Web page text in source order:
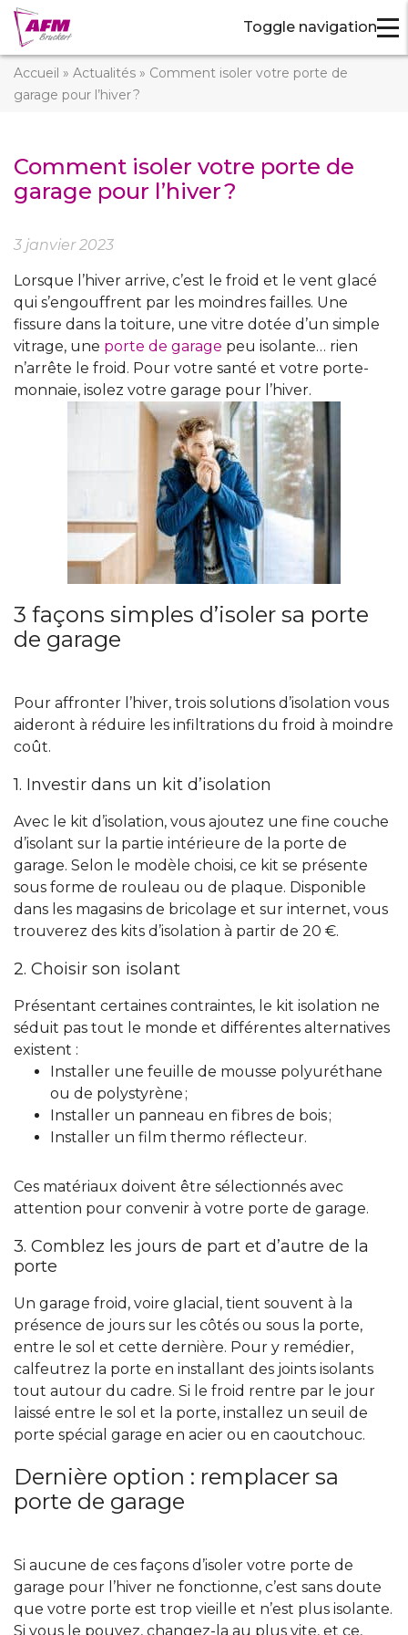
Toggle navigation
Accueil » Actualités » Comment isoler votre porte de
garage pour l’hiver ?
Comment isoler votre porte de
garage pour l’hiver ?
3 janvier 2023
Lorsque l’hiver arrive, c’est le froid et le vent glacé
qui s’engouffrent par les moindres failles. Une
fissure dans la toiture, une vitre dotée d’un simple
vitrage, une porte de garage peu isolante… rien
n’arrête le froid. Pour votre santé et votre porte-
monnaie, isolez votre garage pour l’hiver.
3 façons simples d’isoler sa porte
de garage
Pour affronter l’hiver, trois solutions d’isolation vous
aideront à réduire les infiltrations du froid à moindre
coût.
1. Investir dans un kit d’isolation
Avec le kit d’isolation, vous ajoutez une fine couche
d’isolant sur la partie intérieure de la porte de
garage. Selon le modèle choisi, ce kit se présente
sous forme de rouleau ou de plaque. Disponible
dans les magasins de bricolage et sur internet, vous
trouverez des kits d’isolation à partir de 20 €.
2. Choisir son isolant
Présentant certaines contraintes, le kit isolation ne
séduit pas tout le monde et différentes alternatives
existent :
Installer une feuille de mousse polyuréthane
ou de polystyrène ;
Installer un panneau en fibres de bois ;
Installer un film thermo réflecteur.
Ces matériaux doivent être sélectionnés avec
attention pour convenir à votre porte de garage.
3. Comblez les jours de part et d’autre de la
porte
Un garage froid, voire glacial, tient souvent à la
présence de jours sur les côtés ou sous la porte,
entre le sol et cette dernière. Pour y remédier,
calfeutrez la porte en installant des joints isolants
tout autour du cadre. Si le froid rentre par le jour
laissé entre le sol et la porte, installez un seuil de
porte spécial garage en acier ou en caoutchouc.
Dernière option : remplacer sa
porte de garage
Si aucune de ces façons d’isoler votre porte de
garage pour l’hiver ne fonctionne, c’est sans doute
que votre porte est trop vieille et n’est plus isolante.
Si vous le pouvez, changez-la au plus vite, et ce,